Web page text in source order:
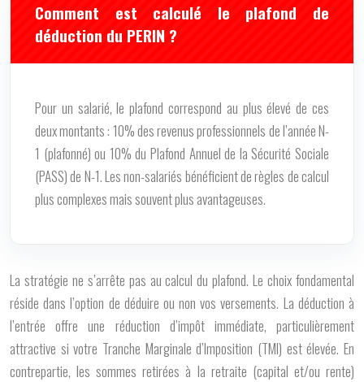
Comment est calculé le plafond de
déduction du PERIN ?
Pour un salarié, le plafond correspond au plus élevé de ces
deux montants : 10% des revenus professionnels de l’année N-
1 (plafonné) ou 10% du Plafond Annuel de la Sécurité Sociale
(PASS) de N-1. Les non-salariés bénéficient de règles de calcul
plus complexes mais souvent plus avantageuses.
La stratégie ne s’arrête pas au calcul du plafond. Le choix fondamental
réside dans l’option de déduire ou non vos versements. La déduction à
l’entrée offre une réduction d’impôt immédiate, particulièrement
attractive si votre Tranche Marginale d’Imposition (TMI) est élevée. En
contrepartie, les sommes retirées à la retraite (capital et/ou rente)